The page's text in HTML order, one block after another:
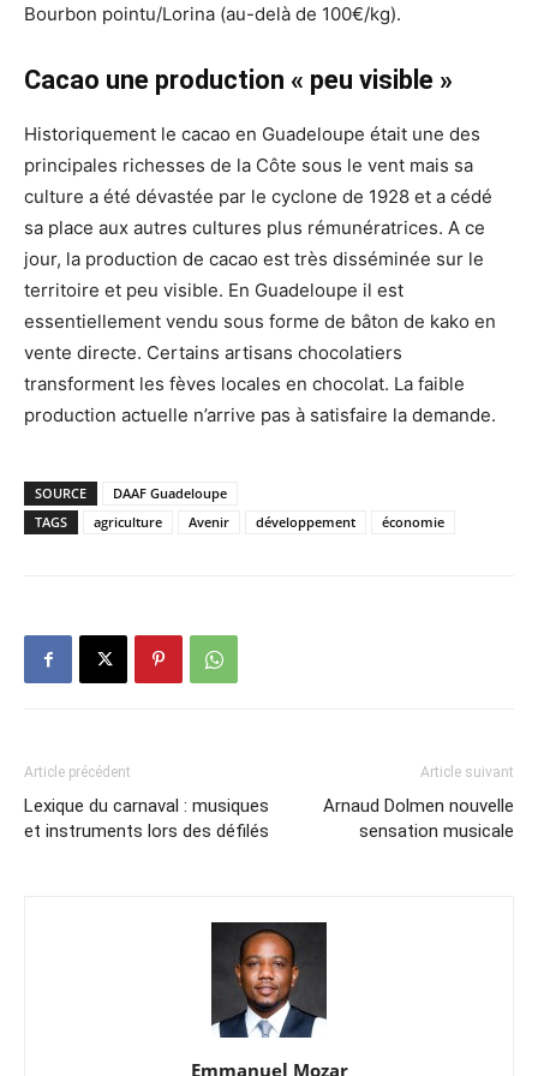
Bourbon pointu/Lorina (au-delà de 100€/kg).
Cacao une production « peu visible »
Historiquement le cacao en Guadeloupe était une des
principales richesses de la Côte sous le vent mais sa
culture a été dévastée par le cyclone de 1928 et a cédé
sa place aux autres cultures plus rémunératrices. A ce
jour, la production de cacao est très disséminée sur le
territoire et peu visible. En Guadeloupe il est
essentiellement vendu sous forme de bâton de kako en
vente directe. Certains artisans chocolatiers
transforment les fèves locales en chocolat. La faible
production actuelle n’arrive pas à satisfaire la demande.
SOURCE
DAAF Guadeloupe
TAGS
agriculture Avenir développement économie
Article précédent
Lexique du carnaval : musiques
et instruments lors des défilés
Article suivant
Arnaud Dolmen nouvelle
sensation musicale
Emmanuel Mozar